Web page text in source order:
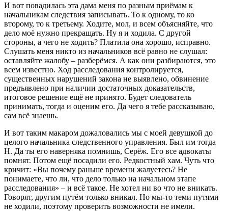
И вот повадилась эта дама меня по разным приёмам к
начальникам следствия записывать. То к одному, то ко
второму, то к третьему. Ходите, мол, и всем объясняйте, что
дело моё нужно прекращать. Ну я и ходила. С другой
стороны, а чего не ходить? Платила она хорошо, исправно.
Слушать меня никто из начальников всё равно не слушал:
оставляйте жалобу – разберёмся. А как они разбираются, это
всем известно. Ход расследования контролируется,
существенных нарушений закона не выявлено, обвинение
предъявлено при наличии достаточных доказательств,
итоговое решение ещё не принято. Будет следователь
принимать, тогда и оценим его. Да чего я тебе рассказываю,
сам всё знаешь.
И вот таким макаром дожаловались мы с моей девушкой до
целого начальника следственного управления. Был им тогда
Н. Да ты его наверняка помнишь, Серёж. Его все адвокаты
помнят. Потом ещё посадили его. Редкостный хам. Чуть что
кричит: «Вы почему раньше времени жалуетесь? Не
понимаете, что ли, что дело только на начальном этапе
расследования» – и всё такое. Не хотел ни во что не вникать.
Говорят, другим путём только вникал. Но мы-то теми путями
не ходили, поэтому проверить возможности не имели.